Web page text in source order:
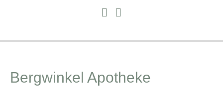
Bergwinkel Apotheke